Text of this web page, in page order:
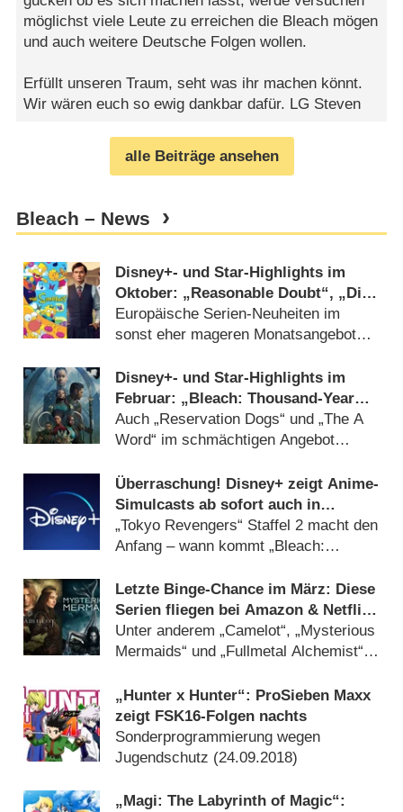
möglichst viele Leute zu erreichen die Bleach mögen
und auch weitere Deutsche Folgen wollen.
Erfüllt unseren Traum, seht was ihr machen könnt.
Wir wären euch so ewig dankbar dafür. LG Steven
alle Beiträge ansehen
Bleach – News
Disney+- und Star-Highlights im
Oktober: „Reasonable Doubt“, „Die
Simpsons“ und „Rivals“
Europäische Serien-Neuheiten im
sonst eher mageren Monatsangebot
Disney+- und Star-Highlights im
Februar: „Bleach: Thousand-Year
Blood War“ und „Wakanda Forever“
Auch „Reservation Dogs“ und „The A
Word“ im schmächtigen Angebot
Überraschung! Disney+ zeigt Anime-
Simulcasts ab sofort auch in
Deutschland
„Tokyo Revengers“ Staffel 2 macht den
Anfang – wann kommt „Bleach:
( 08.01.2023)
Letzte Binge-Chance im März: Diese
Serien fliegen bei Amazon & Netflix
raus
Unter anderem „Camelot“, „Mysterious
Mermaids“ und „Fullmetal Alchemist“
„Hunter x Hunter“: ProSieben Maxx
zeigt FSK16-Folgen nachts
Sonderprogrammierung wegen
Jugendschutz (24.09.2018)
„Magi: The Labyrinth of Magic“: